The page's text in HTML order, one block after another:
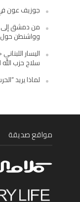
جوزيف عون في
من دمشق إلى
وواشنطن حول
اليسار
سلاح حزب الله
لماذا يريد
مواقع صديقة